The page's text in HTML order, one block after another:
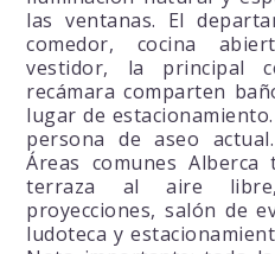
las ventanas. El
comedor, cocina
vestidor, la principal
recámara comparten
lugar de
persona de aseo
Áreas comunes Alberca
terraza al aire
proyecciones, salón de
ludoteca y